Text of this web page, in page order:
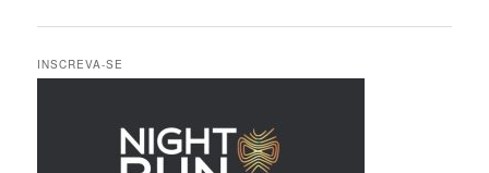
posts
INSCREVA-SE